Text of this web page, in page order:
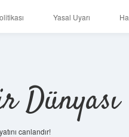
Yasal Uyarı
Dünyası
canlandır!